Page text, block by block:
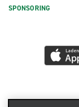
SPONSORING